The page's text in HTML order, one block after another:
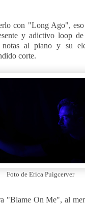
con "Long Ago",
y adictivo loop de
notas al piano y su
corte.
Foto de Erica Puigcerver
"Blame On Me", al